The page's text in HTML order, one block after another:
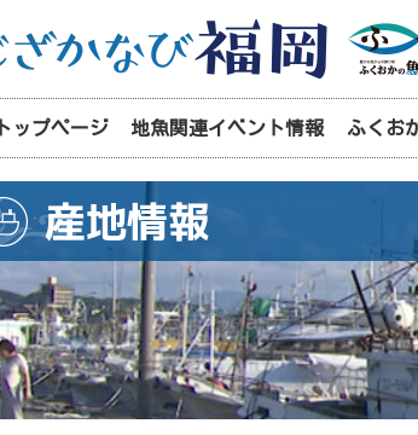
トップページ 地魚関連イベント情報 ふくお
産地情報